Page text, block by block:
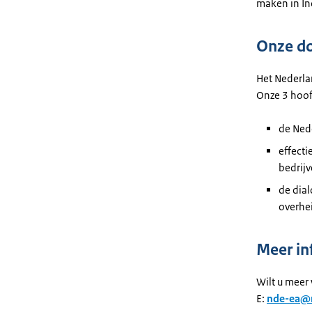
maken in
Onze
Het
Onze 3
de
de
Meer
Wilt u meer
E: nde-